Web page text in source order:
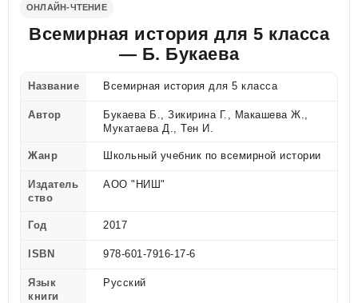
ОНЛАЙН-ЧТЕНИЕ
Всемирная история для 5 класса
— Б. Букаева
Название Всемирная история для 5 класса
Автор
Букаева Б., Зикирина Г., Макашева Ж.,
Мукатаева Д., Тен И.
Жанр Школьный учебник по всемирной истории
Издатель
ство
АОО "НИШ"
Год 2017
ISBN 978-601-7916-17-6
Язык
книги
Русский